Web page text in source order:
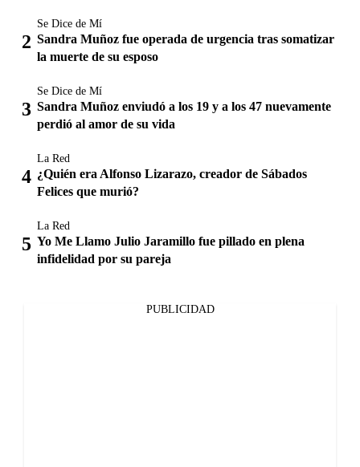
Se Dice de Mí
Sandra Muñoz fue operada de urgencia tras somatizar
la muerte de su esposo
Se Dice de Mí
Sandra Muñoz enviudó a los 19 y a los 47 nuevamente
perdió al amor de su vida
La Red
¿Quién era Alfonso Lizarazo, creador de Sábados
Felices que murió?
La Red
Yo Me Llamo Julio Jaramillo fue pillado en plena
infidelidad por su pareja
PUBLICIDAD